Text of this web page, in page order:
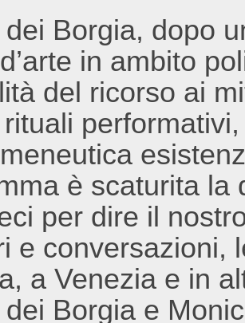
dei Borgia, dopo
in ambito
del ricorso ai
è scaturita la
per dire il
e conversazioni,
a Venezia e in
dei Borgia e